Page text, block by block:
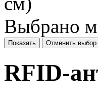
Выбрано
Показать Отменить выбор
RFID-